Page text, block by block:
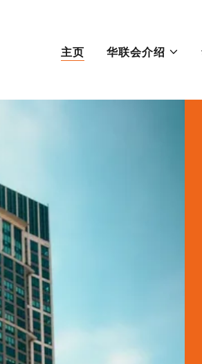
主页 华联会介绍